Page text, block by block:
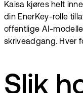
Kaisa kjøres helt
din EnerKey-rolle
offentlige AI-
skriveadgang. Hver
Slik